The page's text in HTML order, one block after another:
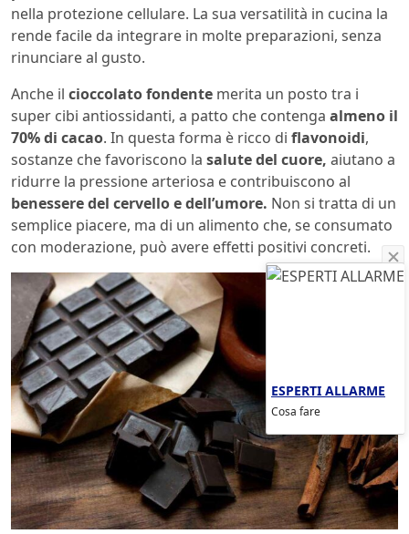
nella protezione cellulare. La sua versatilità in cucina la
rende facile da integrare in molte preparazioni, senza
rinunciare al gusto.
Anche il cioccolatofondente merita un posto tra i
super cibi antiossidanti, a patto che contenga almeno il
70% di cacao. In questa forma è ricco di flavonoidi,
sostanze che favoriscono la salute del cuore, aiutano a
ridurre la pressione arteriosa e contribuiscono al
benessere del cervello e dell’umore. Non si tratta di un
semplice piacere, ma di un alimento che, se consumato
con moderazione, può avere effetti positivi concreti.
ESPERTI ALLARME
Cosa fare